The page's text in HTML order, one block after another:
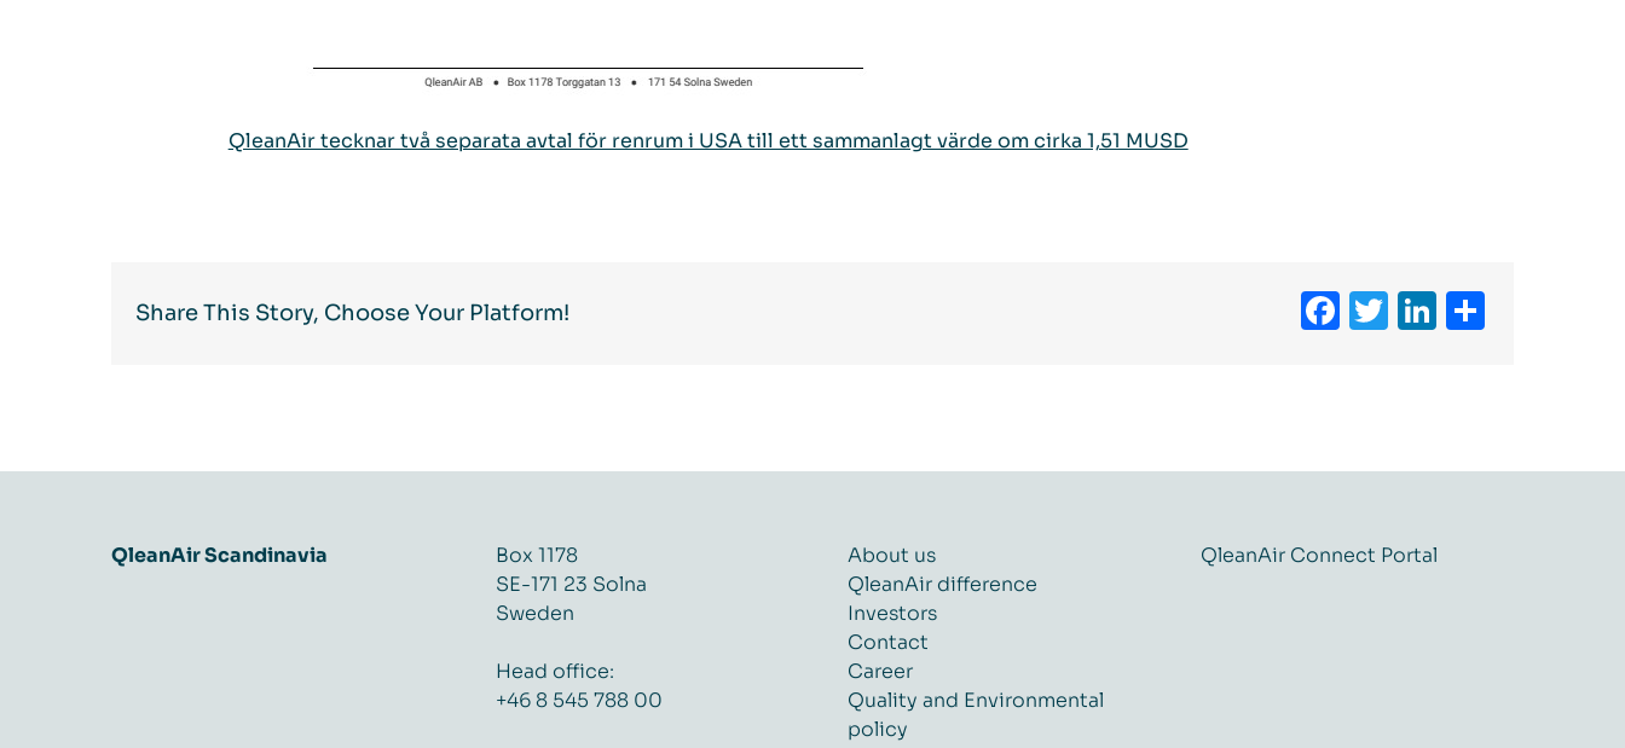
QleanAir tecknar två separata avtal för renrum i USA till ett sammanlagt värde om cirka 1,51 MUSD
Share This Story, Choose Your Platform! Facebook
Twitter
LinkedIn
QleanAir Scandinavia
Box 1178
SE-171 23 Solna
Sweden
Head office:
+46 8 545 788 00
About us
QleanAir difference
Investors
Contact
Career
Quality and Environmental
policy
QleanAir Connect Portal